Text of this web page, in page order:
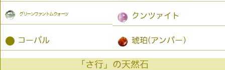
グリーンファントムクォーツ クンツァイト
● コーパル 琥珀(アンバー）
「さ行」の天然石